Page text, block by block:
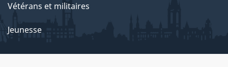
Vétérans et militaires
Jeunesse